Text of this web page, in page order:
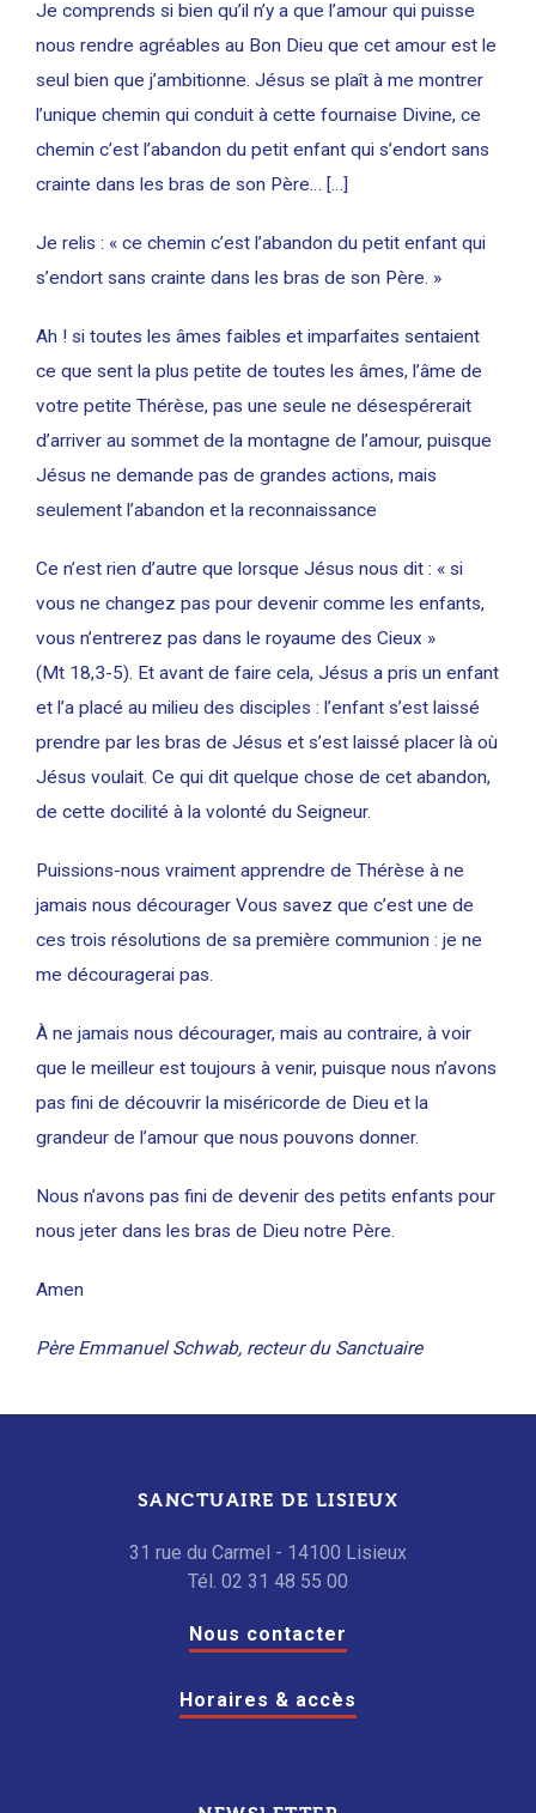
Je comprends si bien qu’il n’y a que l’amour qui puisse
nous rendre agréables au Bon Dieu que cet amour est le
seul bien que j’ambitionne. Jésus se plaît à me montrer
l’unique chemin qui conduit à cette fournaise Divine, ce
chemin c’est l’abandon du petit enfant qui s’endort sans
crainte dans les bras de son Père… […]
Je relis : « ce chemin c’est l’abandon du petit enfant qui
s’endort sans crainte dans les bras de son Père. »
Ah ! si toutes les âmes faibles et imparfaites sentaient
ce que sent la plus petite de toutes les âmes, l’âme de
votre petite Thérèse, pas une seule ne désespérerait
d’arriver au sommet de la montagne de l’amour, puisque
Jésus ne demande pas de grandes actions, mais
seulement l’abandon et la reconnaissance
Ce n’est rien d’autre que lorsque Jésus nous dit : « si
vous ne changez pas pour devenir comme les enfants,
vous n’entrerez pas dans le royaume des Cieux »
(Mt 18,3-5). Et avant de faire cela, Jésus a pris un enfant
et l’a placé au milieu des disciples : l’enfant s’est laissé
prendre par les bras de Jésus et s’est laissé placer là où
Jésus voulait. Ce qui dit quelque chose de cet abandon,
de cette docilité à la volonté du Seigneur.
Puissions-nous vraiment apprendre de Thérèse à ne
jamais nous décourager Vous savez que c’est une de
ces trois résolutions de sa première communion : je ne
me découragerai pas.
À ne jamais nous décourager, mais au contraire, à voir
que le meilleur est toujours à venir, puisque nous n’avons
pas fini de découvrir la miséricorde de Dieu et la
grandeur de l’amour que nous pouvons donner.
Nous n’avons pas fini de devenir des petits enfants pour
nous jeter dans les bras de Dieu notre Père.
Amen
Père Emmanuel Schwab, recteur du Sanctuaire
SANCTUAIRE DE LISIEUX
31 rue du Carmel - 14100 Lisieux
Tél. 02 31 48 55 00
Nous contacter
Horaires & accès